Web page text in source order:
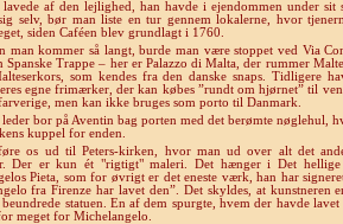
lavede af den lejlighed, han havde i ejendommen under
selv, bør man liste en tur gennem lokalerne, hvor
siden Caféen blev grundlagt i 1760.
man kommer så langt, burde man være stoppet ved Via
Spanske Trappe – her er Palazzo di Malta, der rummer
som kendes fra den danske snaps. Tidligere
egne frimærker, der kan købes ”rundt om hjørnet” til
men kan ikke bruges som porto til Danmark.
leder bor på Aventin bag porten med det berømte nøglehul,
kuppel for enden.
os ud til Peters-kirken, hvor man ud over alt det
Der er kun ét "rigtigt" maleri. Det hænger i Det
Pieta, som for øvrigt er det eneste værk, han har
fra Firenze har lavet den”. Det skyldes, at
statuen. En af dem spurgte, hvem der havde
meget for Michelangelo.